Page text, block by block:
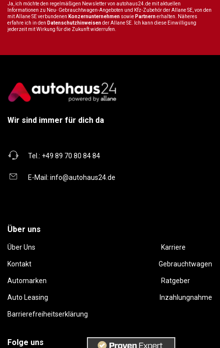
Ja, ich möchte den regelmäßigen Newsletter von autohaus24.de mit aktuellen
Informationen zu Neu- Gebrauchtwagen-Angeboten und Kfz-Zubehör der Allane SE, von den
mit Allane SE verbundenen Konzernunternehmen sowie Partnernerhalten. Näheres
erfahre ich in den Datenschutzhinweisender Allane SE. Ich kann diese Einwilligung
jederzeit mit Wirkung für die Zukunft widerrufen.
Wir sind immer für dich da
Tel.: +49 89 70 80 84 84
E-Mail: info@autohaus24.de
Über uns
Über Uns Karriere
Kontakt Gebrauchtwagen
Automarken Ratgeber
Auto Leasing Inzahlungnahme
Barrierefreiheitserklärung
Folge uns